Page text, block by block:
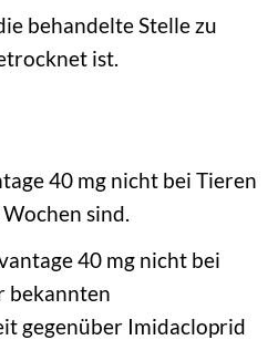
behandelte Stelle zu
ist.
40 mg nicht bei Tieren
sind.
40 mg nicht bei
bekannten
gegenüber Imidacloprid